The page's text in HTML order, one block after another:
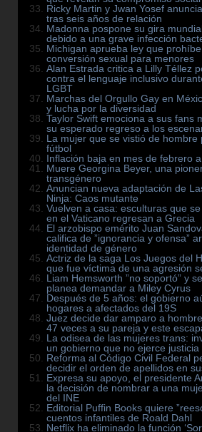
Ricky Martin y Jwan Yosef
tras seis años de relación
Madonna pospone su gira
debido a una grave infección
Michigan aprueba ley que
conversión sexual para menores
Alan Estrada critica a Lilly Téllez
contra el lenguaje inclusivo
LGBT
Marchas del Orgullo Gay en
y lucha por la diversidad
Taylor Swift emociona a sus fans
su esperado regreso a los
La mujer que se vistió de hombre
fútbol
Inflación baja en mes de febrero
Muere Georgina Beyer, una
transgénero
Anuncian nueva adaptación de
Ninja: Caos mutante
Vuelven a casa: esculturas que
en el Vaticano regresan a Grecia
El arzobispo emérito Juan
califica de ”ignorancia y ofensa”
identidad de género
Actriz de la saga Los Juegos del
que fue víctima de una agresión
Liam Hemsworth ”no soportó” y
planea demandar a Miley Cyrus
Después de 5 años: el gobierno
hogares a afectados del 19S
Juez decide dar amparo a
47 veces a su pareja y este
La odisea de las mujeres trans:
un gobierno que no ejerce justicia
Reforma al Código Civil Federal
decidir el orden de apellidos en
Expresa su apoyo, el presidente
la decisión de nombrar a una
del INE
Editorial Puffin Books quiere
cuentos infantiles de Roald Dahl
Netflix ha eliminado la función